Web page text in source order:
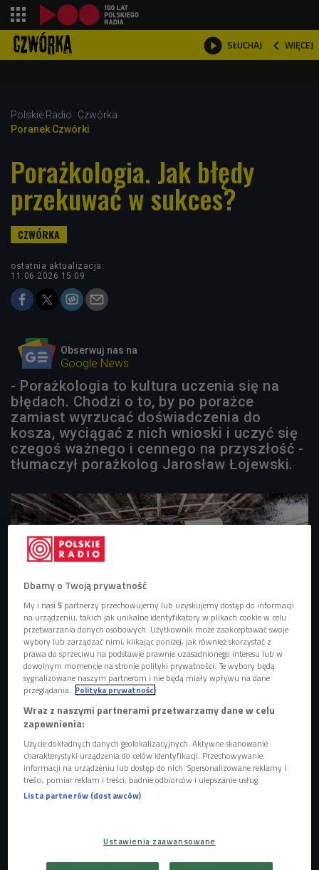
 SŁUCHAJ  WIĘCEJ

Polskie Radio
Czwórka
Poranek Czwórki
Porażkologia. Jak błędy
przekuwać w sukces?
ostatnia aktualizacja:
11.06.2026 15:09
Obserwuj nas na
Google News
- Porażkologia to kultura uczenia się na
błędach. Chodzi o to, by po porażce
zamiast wyrzucać doświadczenia do
kosza, wyciągać z nich wnioski i uczyć się
czegoś ważnego i cennego na przyszłość -
tłumaczył porażkolog Jarosław Łojewski.
Każda porażka to kolejna lekcja? Foto: Andrey Armyagov/Shutterstock.com
- Widzę, że coraz głośniej mówi się o błędach, fakapach,
wypaczeniach. Ludzie zaczynają rozumieć, że potykanie się
ludzi, którzy nie popełniają błędów, więc powoli zaczynamy
się z nimi oswajać - podkreślał. I to jest coraz lepsza
sytuacja, ludzie akceptują dopuszczają możliwość błędu i
Dbamy o Twoją prywatność
My i nasi5 partnerzy przechowujemy lub uzyskujemy dostęp do informacji
na urządzeniu, takich jak unikalne identyfikatory w plikach cookie w celu
przetwarzania danych osobowych. Użytkownik może zaakceptować swoje
wybory lub zarządzać nimi, klikając poniżej, jak również skorzystać z
prawa do sprzeciwu na podstawie prawnie uzasadnionego interesu lub w
dowolnym momencie na stronie polityki prywatności. Te wybory będą
sygnalizowane naszym partnerom i nie będą miały wpływu na dane
przeglądania. Polityka prywatności
Wraz z naszymi partnerami przetwarzamy dane w celu
zapewnienia:
Użycie dokładnych danych geolokalizacyjnych. Aktywne skanowanie
charakterystyki urządzenia do celów identyfikacji. Przechowywanie
informacji na urządzeniu lub dostęp do nich. Spersonalizowane reklamy i
treści, pomiar reklam i treści, badnie odbiorców i ulepszanie usług.
Lista partnerów (dostawców)
Ustawienia zaawansowane